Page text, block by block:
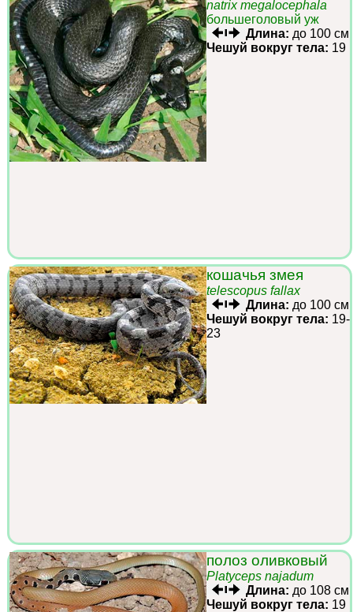
natrix megalocephala
большеголовый уж
Длина: до 100 см
Чешуй вокруг тела: 19
кошачья змея
telescopus fallax
Длина: до 100 см
Чешуй вокруг тела: 19-
23
полоз оливковый
Platyceps najadum
Длина: до 108 см
Чешуй вокруг тела: 19